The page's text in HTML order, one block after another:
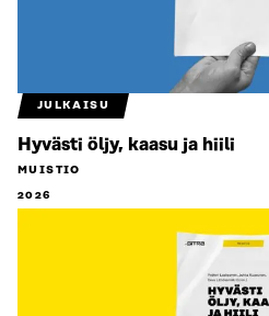
JULKAISU
Hyvästi öljy, kaasu ja hiili
MUISTIO
2026